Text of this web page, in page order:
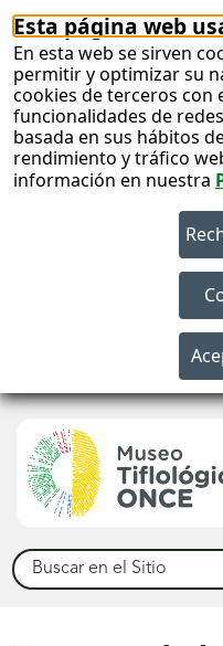
Esta página web
En esta web se sirven
permitir y optimizar su
cookies de terceros con
funcionalidades de
basada en sus hábitos
rendimiento y tráfico
información en nuestra
Buscar